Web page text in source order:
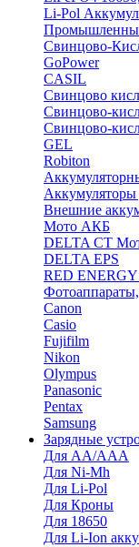
Li-Pol
Свинцово-
GoPower
CASIL
Свинцово
Cвинцово-
Cвинцово-
GEL
Robiton
Аккумуляторы
Внешние
Мото АКБ
DELTA CT
DELTA EPS
RED
Canon
Casio
Fujifilm
Nikon
Olympus
Panasonic
Pentax
Samsung
Зарядные
Для AA/AAA
Для Ni-Mh
Для Li-Pol
Для Кроны
Для 18650
Для Li-Ion